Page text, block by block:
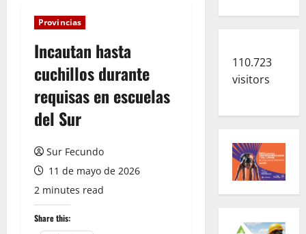
Provincias
Incautan hasta
cuchillos durante
requisas en escuelas
del Sur
Sur Fecundo
11 de mayo de 2026
2 minutes read
Share this:
110.723
visitors